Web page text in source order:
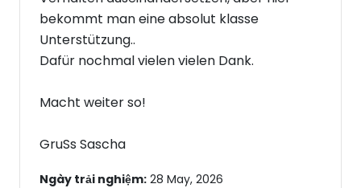
bekommt man eine absolut klasse
Unterstützung..
Dafür nochmal vielen vielen Dank.
Macht weiter so!
GruSs Sascha
Ngày trải nghiệm: 28 May, 2026